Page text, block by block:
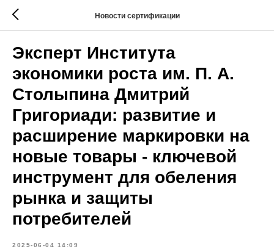
Новости сертификации
Эксперт Института
экономики роста им. П. А.
Столыпина Дмитрий
Григориади: развитие и
расширение маркировки на
новые товары - ключевой
инструмент для обеления
рынка и защиты
потребителей
2025-06-04 14:09